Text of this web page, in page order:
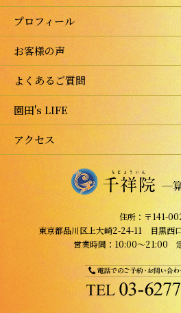
プロフィール
お客様の声
よくあるご質問
園田's LIFE
アクセス
住所：〒141-
東京都品川区上大崎2-24-11 目黒西
営業時間：10:00～21:00